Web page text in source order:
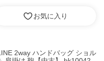
お気に入り
2way ハンドバッグ ショル